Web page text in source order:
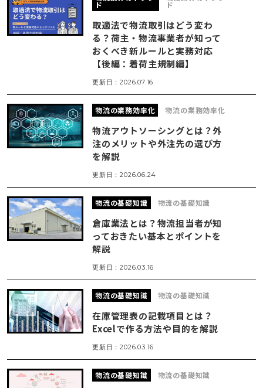
ド ド
取適法で物流取引はどう変わ
る？荷主・物流事業者が知って
おくべき新ルールと実務対応
【後編：着荷主規制編】
更新日：2026.07.16
物流の業務効率化 物流の業務効率化
物流アウトソーシングとは？外
注のメリットや外注先の選び方
を解説
更新日：2026.06.24
物流の基礎知識 物流の基礎知識
倉庫業法とは？物流担当者が知
っておきたい基本とポイントを
解説
更新日：2026.03.16
物流の基礎知識 物流の基礎知識
在庫管理表の記載項目とは？
Excelで作る方法や目的を解説
更新日：2026.03.16
物流の基礎知識 物流の基礎知識